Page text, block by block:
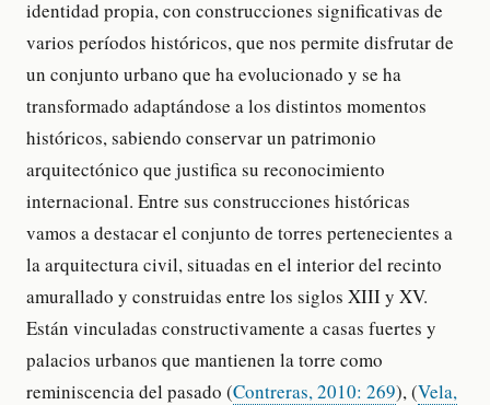
identidad propia, con construcciones significativas de
varios períodos históricos, que nos permite disfrutar de
un conjunto urbano que ha evolucionado y se ha
transformado adaptándose a los distintos momentos
históricos, sabiendo conservar un patrimonio
arquitectónico que justifica su reconocimiento
internacional. Entre sus construcciones históricas
vamos a destacar el conjunto de torres pertenecientes a
la arquitectura civil, situadas en el interior del recinto
amurallado y construidas entre los siglos XIII y XV.
Están vinculadas constructivamente a casas fuertes y
palacios urbanos que mantienen la torre como
reminiscencia del pasado (Contreras, 2010: 269), (Vela,